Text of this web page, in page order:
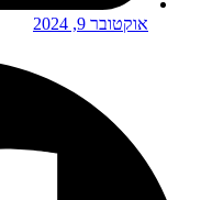
אוקטובר 9, 2024